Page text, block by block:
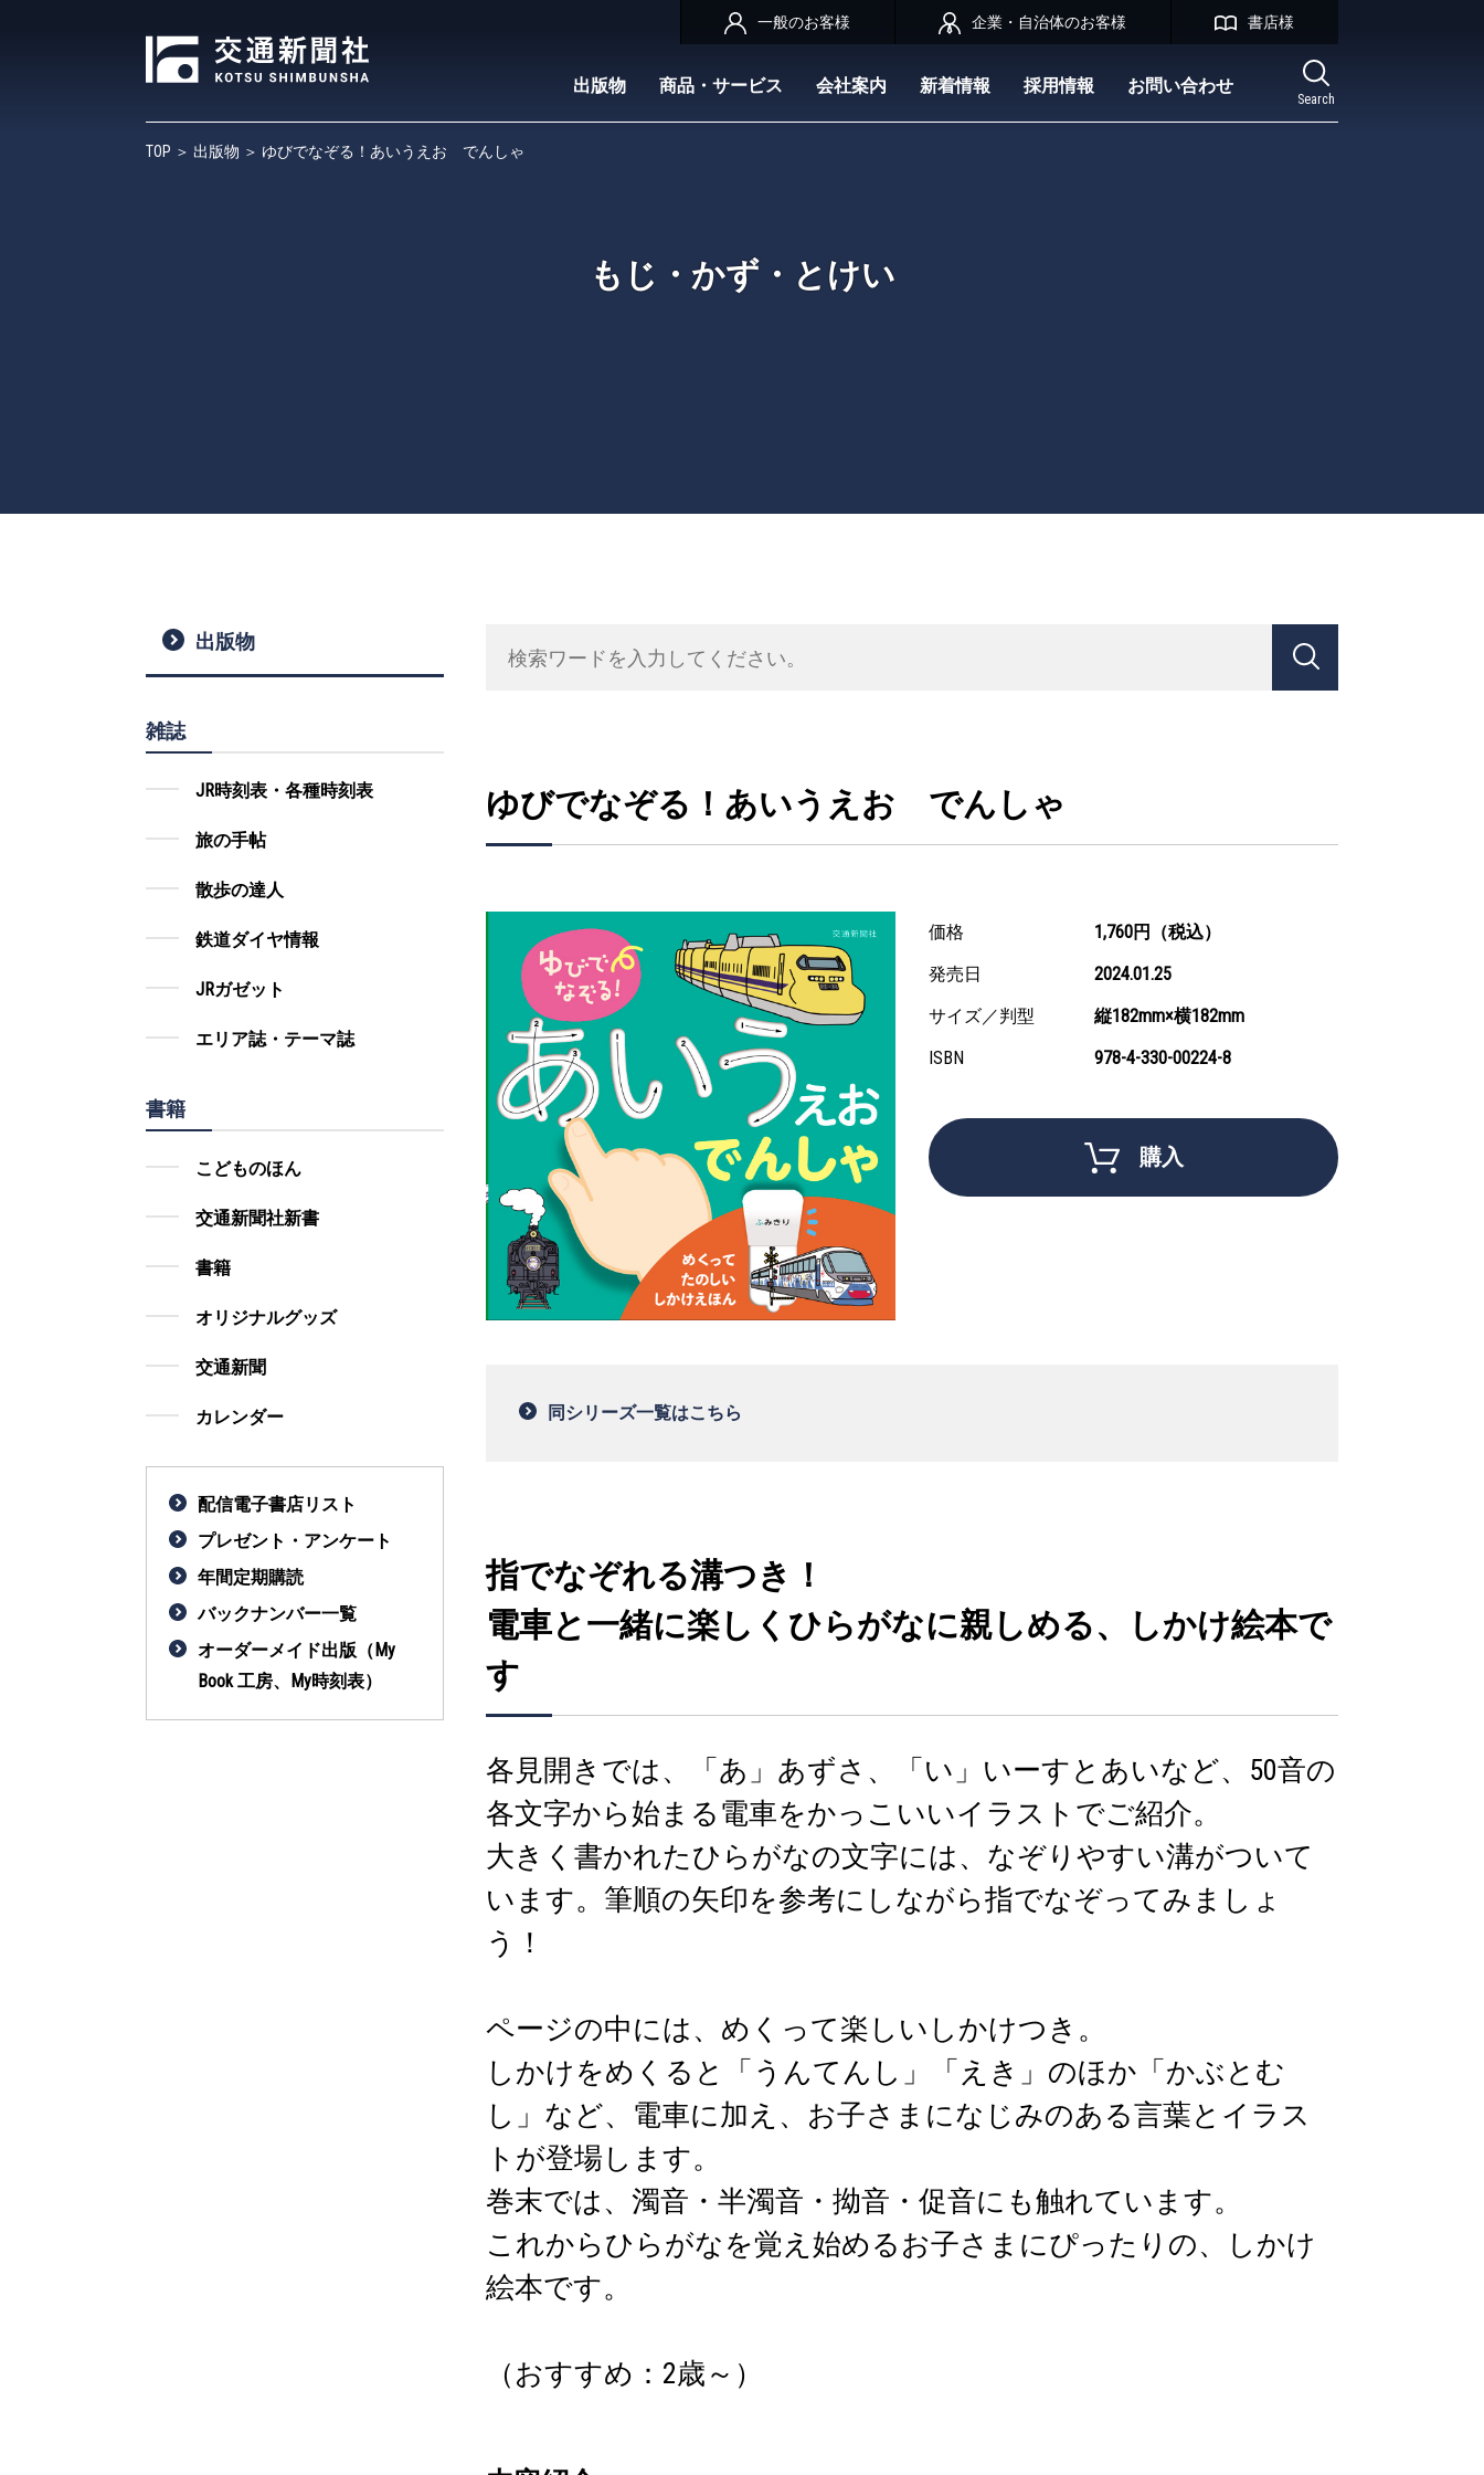
Search
出版物 商品・サービス 会社案内 新着情報 採用情報 お問い合わせ
一般のお客様 企業・自治体のお客様 書店様
TOP ＞ 出版物 ＞ ゆびでなぞる！あいうえお でんしゃ
もじ・かず・とけい
出版物
雑誌
JR時刻表・各種時刻表
旅の手帖
散歩の達人
鉄道ダイヤ情報
JRガゼット
エリア誌・テーマ誌
書籍
こどものほん
交通新聞社新書
書籍
オリジナルグッズ
交通新聞
カレンダー
配信電子書店リスト
プレゼント・アンケート
年間定期購読
バックナンバー一覧
オーダーメイド出版（My
Book 工房、My時刻表）
ゆびでなぞる！あいうえお でんしゃ
価格
1,760円（税込）
発売日
2024.01.25
サイズ／判型
縦182mm×横182mm
ISBN
978-4-330-00224-8
購入
同シリーズ一覧はこちら
指でなぞれる溝つき！
電車と一緒に楽しくひらがなに親しめる、しかけ絵本で
す
各見開きでは、「あ」あずさ、「い」いーすとあいなど、50音の
各文字から始まる電車をかっこいいイラストでご紹介。
大きく書かれたひらがなの文字には、なぞりやすい溝がついて
います。筆順の矢印を参考にしながら指でなぞってみましょ
う！
ページの中には、めくって楽しいしかけつき。
しかけをめくると「うんてんし」「えき」のほか「かぶとむ
し」など、電車に加え、お子さまになじみのある言葉とイラス
トが登場します。
巻末では、濁音・半濁音・拗音・促音にも触れています。
これからひらがなを覚え始めるお子さまにぴったりの、しかけ
絵本です。
（おすすめ：2歳～）